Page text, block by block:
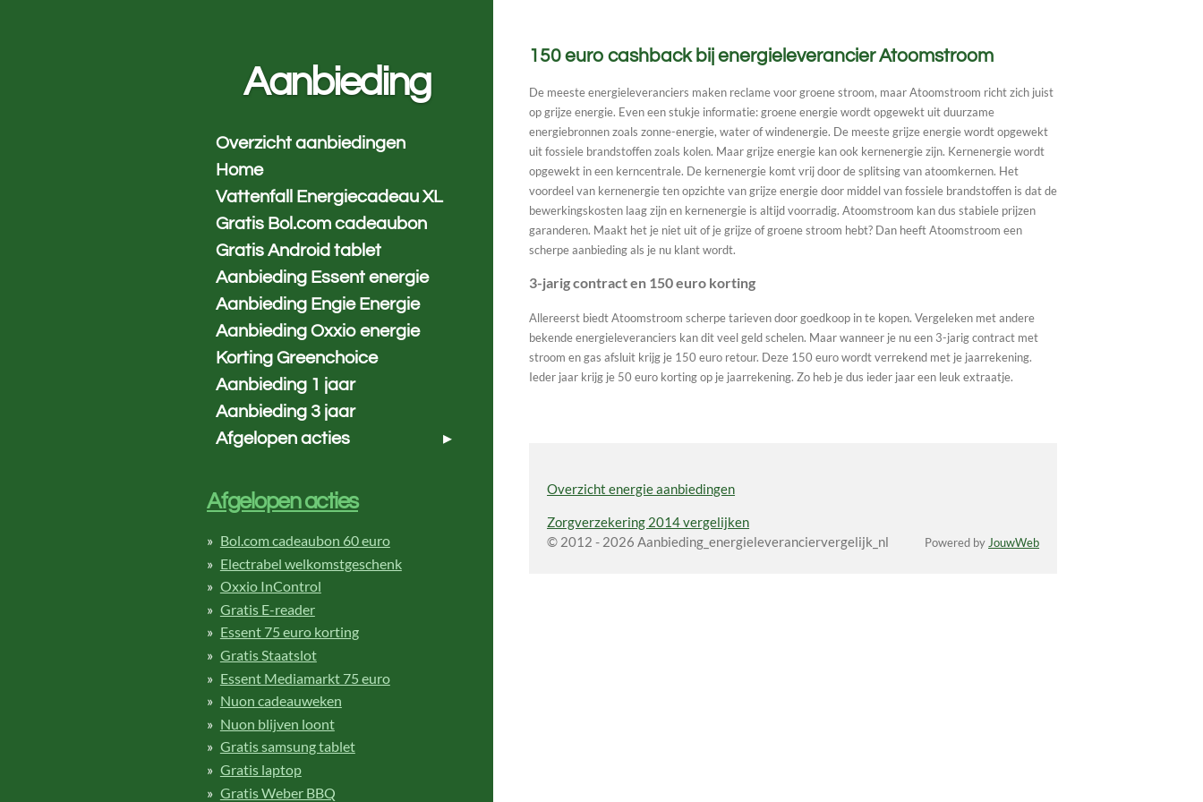
150 euro cashback bij energieleverancier Atoomstroom
De meeste energieleveranciers maken reclame voor groene stroom, maar Atoomstroom richt zich juist
op grijze energie. Even een stukje informatie: groene energie wordt opgewekt uit duurzame
energiebronnen zoals zonne-energie, water of windenergie. De meeste grijze energie wordt opgewekt
uit fossiele brandstoffen zoals kolen. Maar grijze energie kan ook kernenergie zijn. Kernenergie wordt
opgewekt in een kerncentrale. De kernenergie komt vrij door de splitsing van atoomkernen. Het
voordeel van kernenergie ten opzichte van grijze energie door middel van fossiele brandstoffen is dat de
bewerkingskosten laag zijn en kernenergie is altijd voorradig. Atoomstroom kan dus stabiele prijzen
garanderen. Maakt het je niet uit of je grijze of groene stroom hebt? Dan heeft Atoomstroom een
scherpe aanbieding als je nu klant wordt.
3-jarig contract en 150 euro korting
Allereerst biedt Atoomstroom scherpe tarieven door goedkoop in te kopen. Vergeleken met andere
bekende energieleveranciers kan dit veel geld schelen. Maar wanneer je nu een 3-jarig contract met
stroom en gas afsluit krijg je 150 euro retour. Deze 150 euro wordt verrekend met je jaarrekening.
Ieder jaar krijg je 50 euro korting op je jaarrekening. Zo heb je dus ieder jaar een leuk extraatje.
Overzicht energie aanbiedingen
Zorgverzekering 2014 vergelijken
© 2012 - 2026 Aanbieding_energieleveranciervergelijk_nl
Powered byJouwWeb
Aanbieding
Overzicht aanbiedingen
Home
Vattenfall Energiecadeau XL
Gratis Bol.com cadeaubon
Gratis Android tablet
Aanbieding Essent energie
Aanbieding Engie Energie
Aanbieding Oxxio energie
Korting Greenchoice
Aanbieding 1 jaar
Aanbieding 3 jaar
Afgelopen acties
Afgelopen acties
Bol.com cadeaubon 60 euro
Electrabel welkomstgeschenk
Oxxio InControl
Gratis E-reader
Essent 75 euro korting
Gratis Staatslot
Essent Mediamarkt 75 euro
Nuon cadeauweken
Nuon blijven loont
Gratis samsung tablet
Gratis laptop
Gratis Weber BBQ